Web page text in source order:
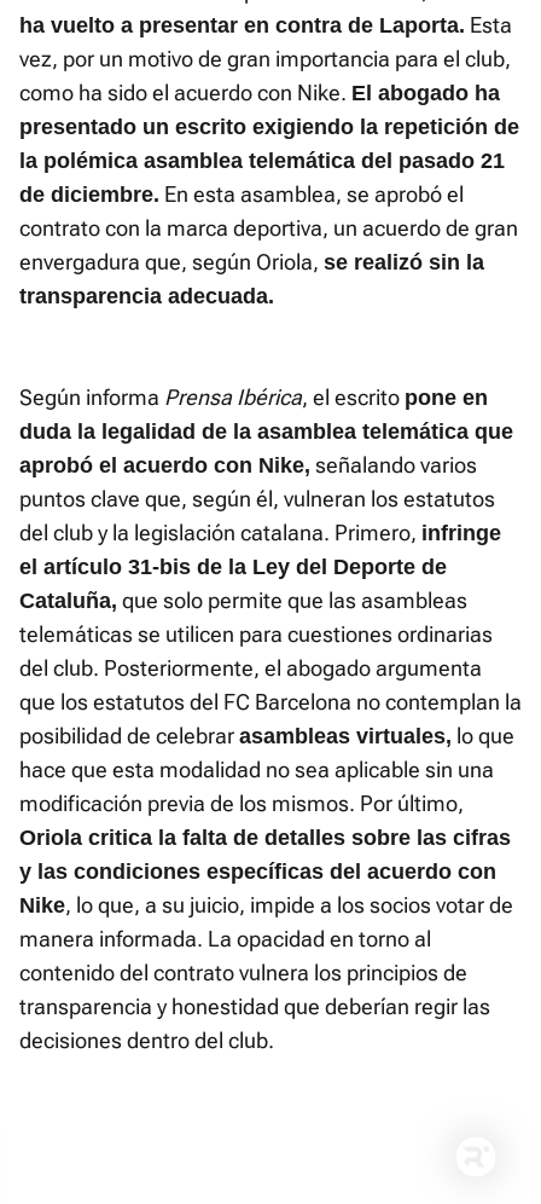
ha vuelto a presentar en contra de Laporta. Esta
vez, por un motivo de gran importancia para el club,
como ha sido el acuerdo con Nike. El abogado ha
presentado un escrito exigiendo la repetición de
la polémica asamblea telemática del pasado 21
de diciembre. En esta asamblea, se aprobó el
contrato con la marca deportiva, un acuerdo de gran
envergadura que, según Oriola, se realizó sin la
transparencia adecuada.
Según informa Prensa Ibérica, el escrito pone en
duda la legalidad de la asamblea telemática que
aprobó el acuerdo con Nike, señalando varios
puntos clave que, según él, vulneran los estatutos
del club y la legislación catalana. Primero, infringe
el artículo 31-bis de la Ley del Deporte de
Cataluña, que solo permite que las asambleas
telemáticas se utilicen para cuestiones ordinarias
del club. Posteriormente, el abogado argumenta
que los estatutos del FC Barcelona no contemplan la
posibilidad de celebrar asambleas virtuales, lo que
hace que esta modalidad no sea aplicable sin una
modificación previa de los mismos. Por último,
Oriola critica la falta de detalles sobre las cifras
y las condiciones específicas del acuerdo con
Nike, lo que, a su juicio, impide a los socios votar de
manera informada. La opacidad en torno al
contenido del contrato vulnera los principios de
transparencia y honestidad que deberían regir las
decisiones dentro del club.